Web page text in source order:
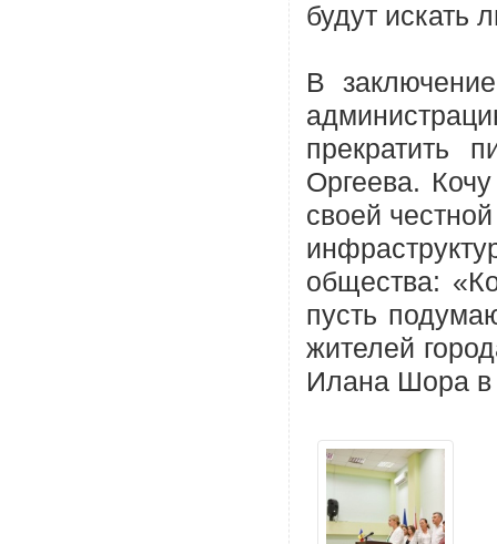
будут искать
В
прекратить
Оргеева.
своей
общества:
пусть
жителей
Илана Шора в